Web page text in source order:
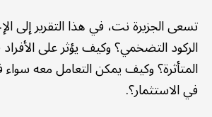
تسعى الجزيرة نت، في هذا التقرير إلى
الركود التضخمي؟ وكيف يؤثر على
المتأثرة؟ وكيف يمكن التعامل معه
في الاستثمار؟.